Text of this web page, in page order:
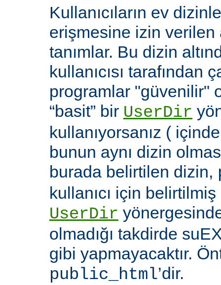
Kullanıcıların ev
erişmesine izin
tanımlar. Bu dizin
kullanıcısı tarafından
programlar "güvenilir"
“basit” bir UserDir
kullanıyorsanız (
bunun aynı dizin
burada belirtilen dizin,
kullanıcı için
UserDir
olmadığı takdirde
gibi yapmayacaktır.
public_html’dir.